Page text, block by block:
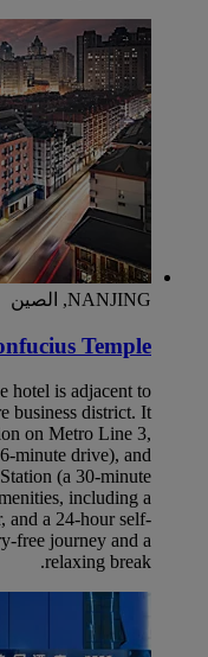
NANJING, الصين
Temple
hotel is adjacent to
business district. It
on Metro Line 3,
minute drive), and
(a 30-minute
including a
and a 24-hour self-
free journey and a
relaxing break.